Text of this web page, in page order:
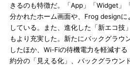
きるのも特徴だ。「App」「Widget」
分かれたホーム画面や、Frog designに
している。また、進化した「新エコ技
もより充実した。新たにバックグラウ
したほか、Wi-Fiの待機電力を軽減す
約分の「見える化」、バックグラウン